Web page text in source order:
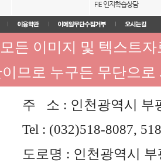
FIE 인지학습상담
든 이미지 및 텍스트
므로 누구든 무단으
주 소 : 인천광역시 부
Tel : (032)518-8087,
도로명 : 인천광역시